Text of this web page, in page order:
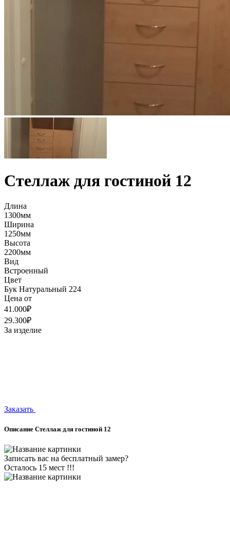
Стеллаж для гостиной 12
Длина
1300мм
Ширина
1250мм
Высота
2200мм
Вид
Встроенный
Цвет
Бук Натуральный 224
Цена от
41.000₽
29.300₽
За изделие
Заказать
Описание Стеллаж для гостиной 12
Записать вас на бесплатный замер?
Осталось 15 мест !!!